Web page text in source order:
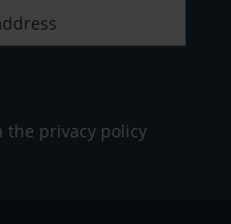
the privacy policy